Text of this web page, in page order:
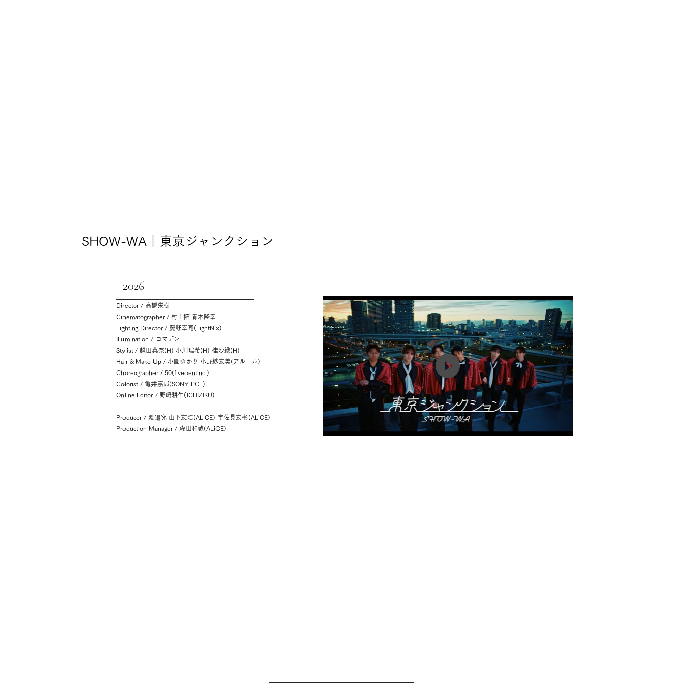
SHOW-WA｜東京ジャンクション
2026
Director / 高橋栄樹
Cinematographer / 村上拓 青木隆幸
Lighting Director / 慶野幸司(LightNix)
Illumination / コマデン
Stylist / 越田真奈(H) 小川瑞希(H) 桂沙織(H)
Hair & Make Up / 小園ゆかり 小野紗友美(アルール)
Choreographer / 50(fiveoentinc.)
Colorist / 亀井嘉郎(SONY PCL)
Online Editor / 野崎耕生(ICHIZIKU)
Producer / 渡邉究 山下友浩(ALiCE) 宇佐見友彬(ALiCE)
Production Manager / 森田和敬(ALiCE)